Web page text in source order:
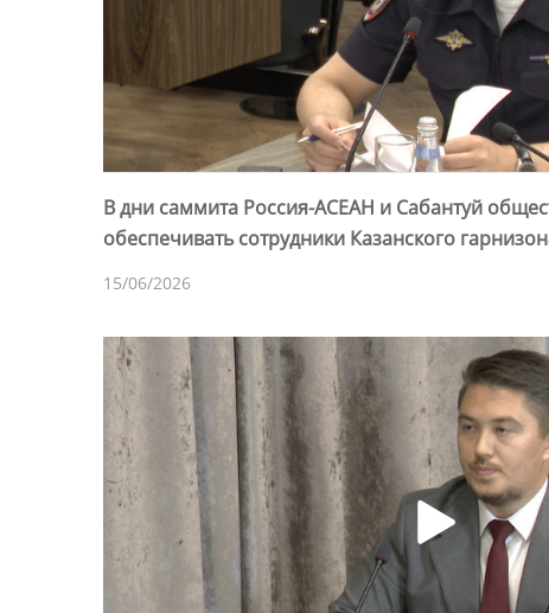
В дни саммита Россия-АСЕАН и Сабантуй
обеспечивать сотрудники Казанского
15/06/2026